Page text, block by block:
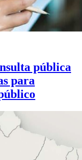
pública
para